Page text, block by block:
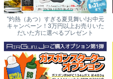
"灼熱（あつ）すぎる夏見舞い!お中元
キャンペーン！3万円以上お売りいた
だいた方に選べるプレゼント